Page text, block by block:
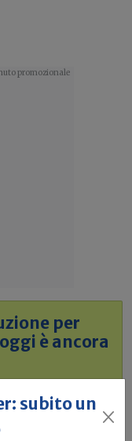
per
è ancora
Ma al
subito un